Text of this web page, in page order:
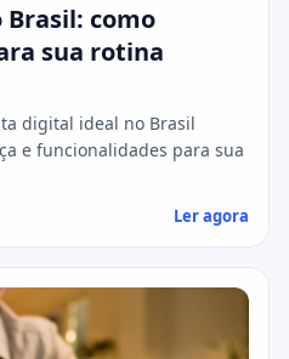
como
sua rotina
digital ideal no Brasil
e funcionalidades para sua
Ler agora